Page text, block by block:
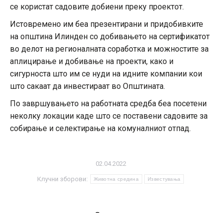
се користат садовите добиени преку проектот.
Истовремено им беа презентирани и придобивките
на општина Илинден со добивањето на сертификатот
во делот на регионалната соработка и можностите за
аплицирање и добивање на проекти, како и
сигурноста што им се нуди на идните компании кои
што сакаат да инвестираат во Општината.
По завршувањето на работната средба беа посетени
неколку локации каде што се поставени садовите за
собирање и селектирање на комуналниот отпад.
02.04.2022
Клучни зборови: Животна средина Известувања